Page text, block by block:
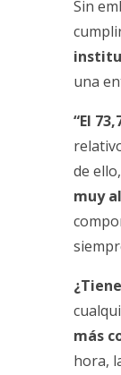
Sin
una
“El
de
muy
más
hora,